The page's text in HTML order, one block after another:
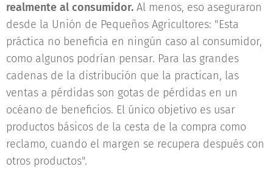
realmente al consumidor. Al menos, eso aseguraron
desde la Unión de Pequeños Agricultores: "Esta
práctica no beneficia en ningún caso al consumidor,
como algunos podrían pensar. Para las grandes
cadenas de la distribución que la practican, las
ventas a pérdidas son gotas de pérdidas en un
océano de beneficios. El único objetivo es usar
productos básicos de la cesta de la compra como
reclamo, cuando el margen se recupera después con
otros productos".